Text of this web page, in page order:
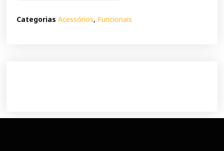
Categorias Acessórios, Funcionais